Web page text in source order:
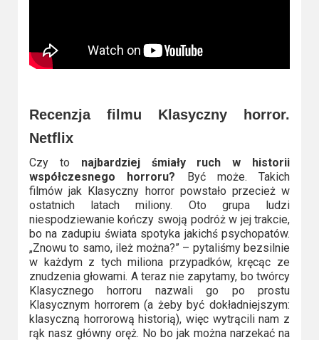
Recenzja filmu Klasyczny horror.
Netflix
Czy to najbardziej śmiały ruch w historii
współczesnego horroru? Być może. Takich
filmów jak Klasyczny horror powstało przecież w
ostatnich latach miliony. Oto grupa ludzi
niespodziewanie kończy swoją podróż w jej trakcie,
bo na zadupiu świata spotyka jakichś psychopatów.
„Znowu to samo, ileż można?” – pytaliśmy bezsilnie
w każdym z tych miliona przypadków, kręcąc ze
znudzenia głowami. A teraz nie zapytamy, bo twórcy
Klasycznego horroru nazwali go po prostu
Klasycznym horrorem (a żeby być dokładniejszym:
klasyczną horrorową historią), więc wytrącili nam z
rąk nasz główny oręż. No bo jak można narzekać na